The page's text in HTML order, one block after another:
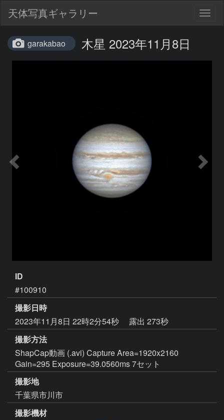
天体写真ギャラリー
garakabao 木星 2023年11月8日
ID
#100910
撮影日時
2023年11月8日 22時2分54秒
露出 273秒
撮影方法
ShapCap動画 (.avi) Capture Area=1920x2160
Gain=295 Exposure=39.0560ms 7セット
撮影地
千葉県市川市
撮影機材